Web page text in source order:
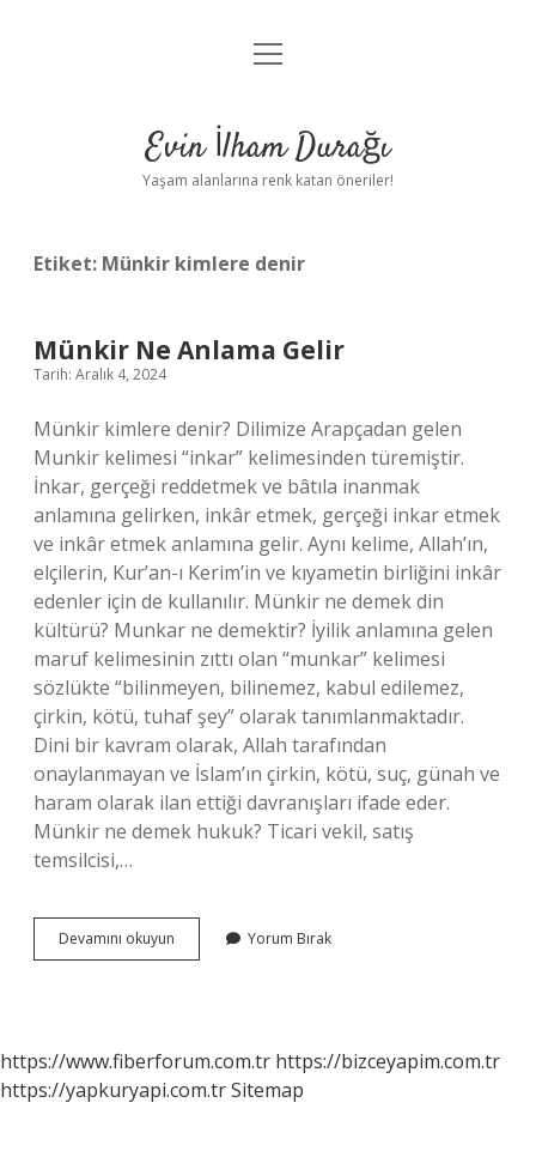
Anasayfa
Yasal Uyarı
menüyü
Evin İlham Durağı
Yaşam alanlarına renk katan öneriler!
Etiket: Münkir kimlere denir
Münkir Ne Anlama Gelir
Tarih: Aralık 4, 2024
Münkir kimlere denir? Dilimize Arapçadan gelen
Munkir kelimesi “inkar” kelimesinden türemiştir.
İnkar, gerçeği reddetmek ve bâtıla inanmak
anlamına gelirken, inkâr etmek, gerçeği inkar etmek
ve inkâr etmek anlamına gelir. Aynı kelime, Allah’ın,
elçilerin, Kur’an-ı Kerim’in ve kıyametin birliğini inkâr
edenler için de kullanılır. Münkir ne demek din
kültürü? Munkar ne demektir? İyilik anlamına gelen
maruf kelimesinin zıttı olan “munkar” kelimesi
sözlükte “bilinmeyen, bilinemez, kabul edilemez,
çirkin, kötü, tuhaf şey” olarak tanımlanmaktadır.
Dini bir kavram olarak, Allah tarafından
onaylanmayan ve İslam’ın çirkin, kötü, suç, günah ve
haram olarak ilan ettiği davranışları ifade eder.
Münkir ne demek hukuk? Ticari vekil, satış
temsilcisi,…
Devamını okuyun
Ne
Yorum Bırak
https://www.fiberforum.com.tr https://bizceyapim.com.tr
https://yapkuryapi.com.trSitemap